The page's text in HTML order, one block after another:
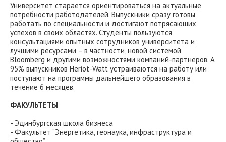
Университет старается ориентироваться на актуальные
потребности работодателей. Выпускники сразу готовы
работать по специальности и достигают потрясающих
успехов в своих областях. Студенты пользуются
консультациями опытных сотрудников университета и
лучшими ресурсами – в частности, новой системой
Bloomberg и другими возможностями компаний-партнеров. А
95% выпускников Heriot-Watt устраиваются на работу или
поступают на программы дальнейшего образования в
течение 6 месяцев.
ФАКУЛЬТЕТЫ
- Эдинбургская школа бизнеса
- Факультет “Энергетика, геонаука, инфраструктура и